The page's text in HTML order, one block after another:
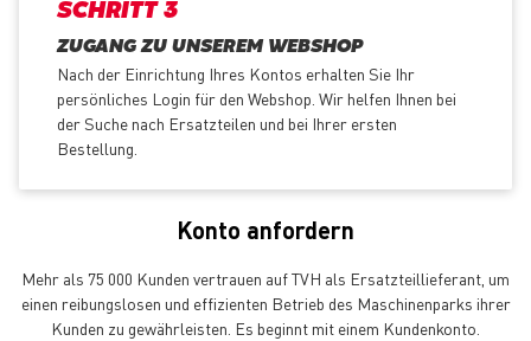
SCHRITT 3
ZUGANG ZU UNSEREM WEBSHOP
Nach der Einrichtung Ihres Kontos erhalten Sie Ihr
persönliches Login für den Webshop. Wir helfen Ihnen bei
der Suche nach Ersatzteilen und bei Ihrer ersten
Bestellung.
Konto anfordern
Mehr als 75 000 Kunden vertrauen auf TVH als Ersatzteillieferant, um
einen reibungslosen und effizienten Betrieb des Maschinenparks ihrer
Kunden zu gewährleisten. Es beginnt mit einem Kundenkonto.